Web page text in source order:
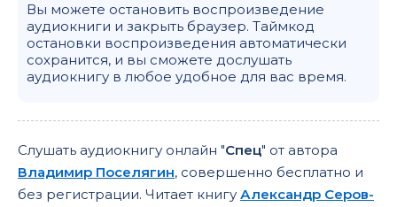
Вы можете остановить воспроизведение
аудиокниги и закрыть браузер. Таймкод
остановки воспроизведения автоматически
сохранится, и вы сможете дослушать
аудиокнигу в любое удобное для вас время.
Слушать аудиокнигу онлайн "Спец" от автора
Владимир Поселягин, совершенно бесплатно и
без регистрации. Читает книгу Александр Серов-